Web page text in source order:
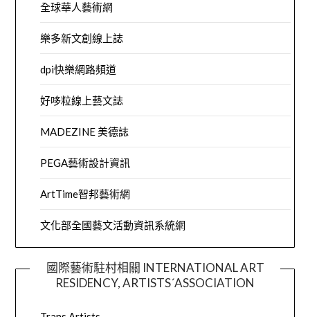
全球華人藝術網
樂多新文創線上誌
dpi快樂網路頻道
好哆粒線上藝文誌
MADEZINE 美德誌
PEGA藝術設計資訊
ArtTime智邦藝術網
文化部全國藝文活動資訊系統網
國際藝術駐村相關 INTERNATIONAL ART
RESIDENCY, ARTISTS´ASSOCIATION